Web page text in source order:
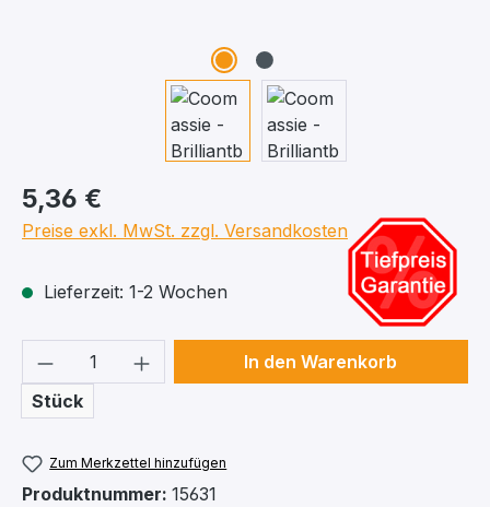
5,36 €
Preise exkl. MwSt. zzgl. Versandkosten
Lieferzeit: 1-2 Wochen
Produkt Anzahl: Gib den
Stück
In den Warenkorb
Zum Merkzettel hinzufügen
Produktnummer: 15631